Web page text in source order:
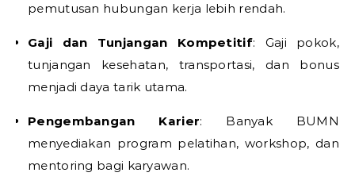
pemutusan hubungan kerja lebih rendah.
Gaji dan Tunjangan Kompetitif: Gaji pokok,
tunjangan kesehatan, transportasi, dan bonus
menjadi daya tarik utama.
Pengembangan Karier: Banyak BUMN
menyediakan program pelatihan, workshop, dan
mentoring bagi karyawan.